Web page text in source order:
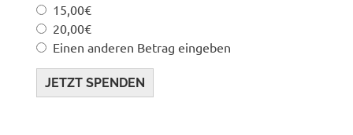
15,00€
20,00€
Einen anderen Betrag eingeben
JETZT SPENDEN